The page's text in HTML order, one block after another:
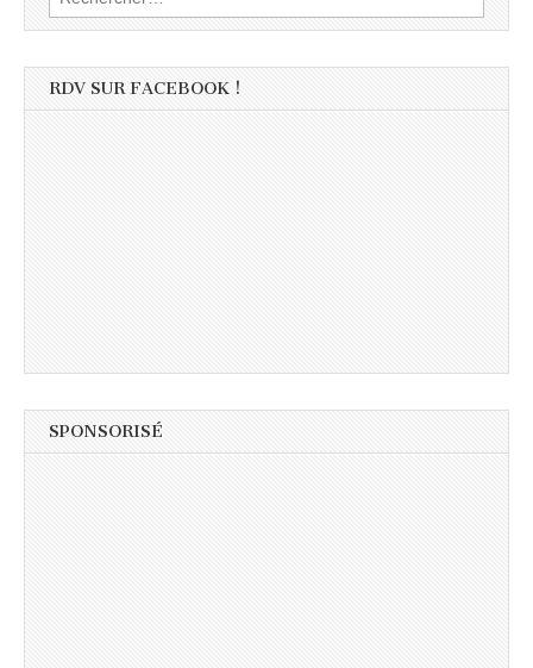
RDV SUR FACEBOOK !
SPONSORISÉ